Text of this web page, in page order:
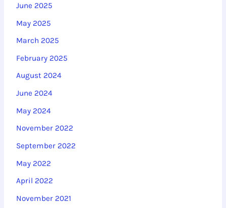
June 2025
May 2025
March 2025
February 2025
August 2024
June 2024
May 2024
November 2022
September 2022
May 2022
April 2022
November 2021